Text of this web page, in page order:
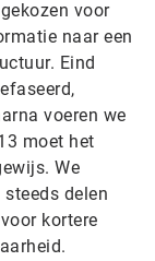
voor
naar een
Eind
voeren we
moet het
We
delen
kortere